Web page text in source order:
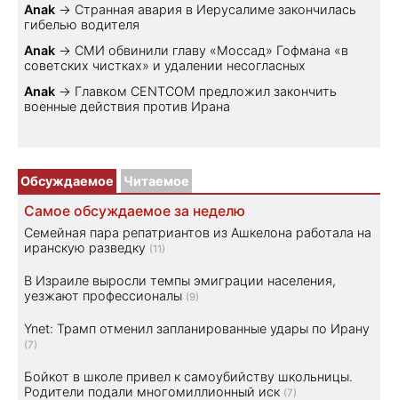
Anak → Странная авария в Иерусалиме закончилась
гибелью водителя
Anak → СМИ обвинили главу «Моссад» Гофмана «в
советских чистках» и удалении несогласных
Anak → Главком CENTCOM предложил закончить
военные действия против Ирана
Обсуждаемое Читаемое
Самое обсуждаемое за неделю
Семейная пара репатриантов из Ашкелона работала на
иранскую разведку (11)
В Израиле выросли темпы эмиграции населения,
уезжают профессионалы (9)
Ynet: Трамп отменил запланированные удары по Ирану
(7)
Бойкот в школе привел к самоубийству школьницы.
Родители подали многомиллионный иск (7)